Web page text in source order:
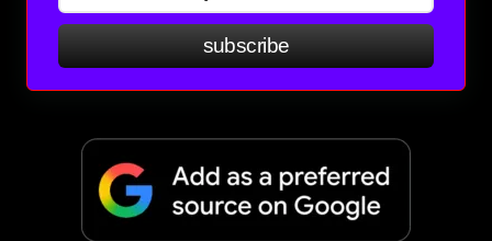
subscribe